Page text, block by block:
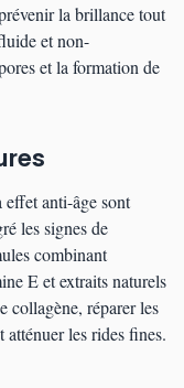
la brillance tout
et non-
et la formation de
effet anti-âge sont
les signes de
combinant
E et extraits naturels
collagène, réparer les
atténuer les rides fines.